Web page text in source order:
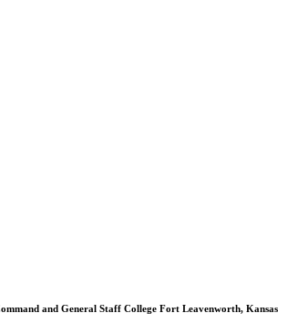
and General Staff College Fort Leavenworth, Kansas